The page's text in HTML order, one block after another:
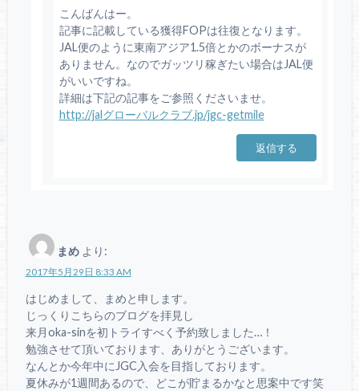
こんばんはー。
記事に記載している獲得FOPは往復となります。
JAL便のように東南アジア1.5倍とかのボーナスが
ありません。なのでガッツリ稼ぎたい場合はJAL便
がいいですね。
詳細は下記の記事をご参照くださいませ。
http://jalグローバルクラブ.jp/jgc-getmile
返信する
まめ より:
2017年5月29日 8:33 AM
はじめまして、まめと申します。
じっくりこちらのブログを拝見し
来月oka-sinを初トライすべく予約致しました…！
勉強させて頂いております、ありがとうございます。
なんとか今年中にJGC入会を目指しております。
夏休みが1週間あるので、どこが貯まるかなと思案中です笑